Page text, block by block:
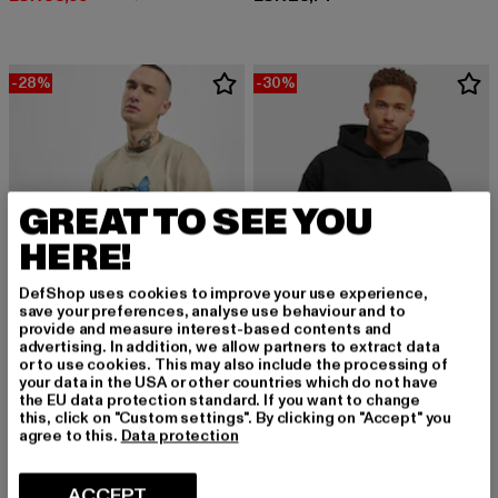
-28%
MISTER TEE UPSCALE
Le Papillon Oversize
EUR 17,99
Derzeitiger Preis: EUR 17,99
EUR 24,99Aktionspreis: EUR 24,99
-30%
MISTER TEE UPSCALE
GREAT TO SEE YOU
HERE!
DefShop uses cookies to improve your use experience,
save your preferences, analyse use behaviour and to
provide and measure interest-based contents and
advertising. In addition, we allow partners to extract data
or to use cookies. This may also include the processing of
your data in the USA or other countries which do not have
the EU data protection standard. If you want to change
this, click on "Custom settings". By clicking on "Accept" you
agree to this. Data protection